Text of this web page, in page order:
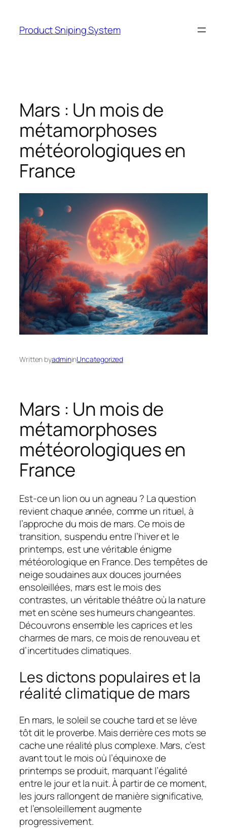
content
Product Sniping System
Mars : Un mois de
métamorphoses
météorologiques en
France
Written byadmininUncategorized
Mars : Un mois de
métamorphoses
météorologiques en
France
Est-ce un lion ou un agneau ? La question
revient chaque année, comme un rituel, à
l’approche du mois de mars. Ce mois de
transition, suspendu entre l’hiver et le
printemps, est une véritable énigme
météorologique en France. Des tempêtes de
neige soudaines aux douces journées
ensoleillées, mars est le mois des
contrastes, un véritable théâtre où la nature
met en scène ses humeurs changeantes.
Découvrons ensemble les caprices et les
charmes de mars, ce mois de renouveau et
d’incertitudes climatiques.
Les dictons populaires et la
réalité climatique de mars
En mars, le soleil se couche tard et se lève
tôt dit le proverbe. Mais derrière ces mots se
cache une réalité plus complexe. Mars, c’est
avant tout le mois où l’équinoxe de
printemps se produit, marquant l’égalité
entre le jour et la nuit. À partir de ce moment,
les jours rallongent de manière significative,
et l’ensoleillement augmente
progressivement.